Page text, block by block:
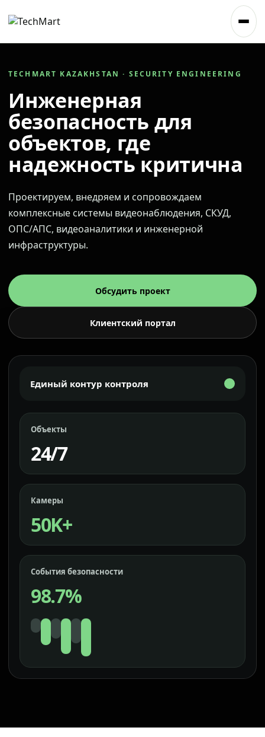
TECHMART KAZAKHSTAN · SECURITY ENGINEERING
Инженерная
безопасность для
объектов, где
надежность критична
Проектируем, внедряем и сопровождаем
комплексные системы видеонаблюдения, СКУД,
ОПС/АПС, видеоаналитики и инженерной
инфраструктуры.
Обсудить проект
Клиентский портал
Единый контур контроля
Объекты
24/7
Камеры
50K+
События безопасности
98.7%